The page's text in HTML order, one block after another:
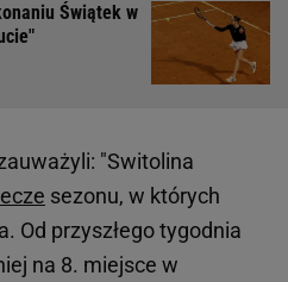
Świątek w
"Switolina
sezonu, w których
Od przyszłego tygodnia
na 8. miejsce w